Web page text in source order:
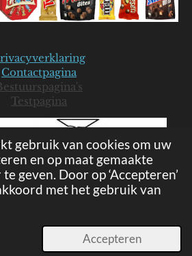
gebruik van cookies om uw
en op maat gemaakte
geven. Door op ‘Accepteren’
met het gebruik van
Accepteren
Contactpagina
Testpagina
- JB